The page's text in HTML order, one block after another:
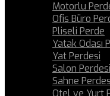
Motorlu
Ofis Büro
Pliseli Perde
Yatak Odası
Yat Perdesi
Salon Perdesi
Sahne
Otel ve Yurt